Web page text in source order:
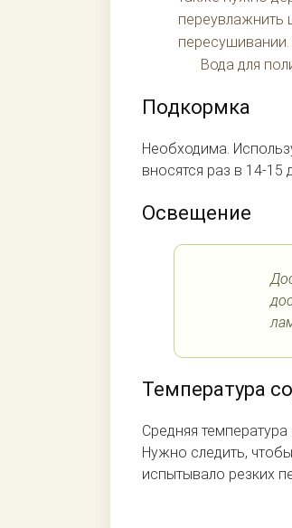
переувлажнить
Вода для
Подкормка
Необходима.
вносятся раз в 14-
Освещение
Температура
Средняя
Нужно следить,
испытывало резких